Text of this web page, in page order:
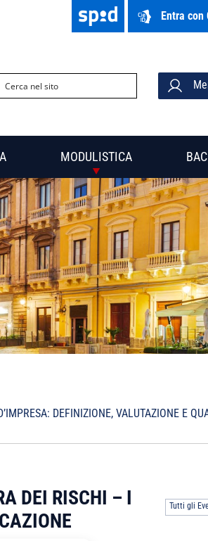
Entra con
MODULISTICA
DEFINIZIONE, VALUTAZIONE E
DEI RISCHI – I
Tutti gli